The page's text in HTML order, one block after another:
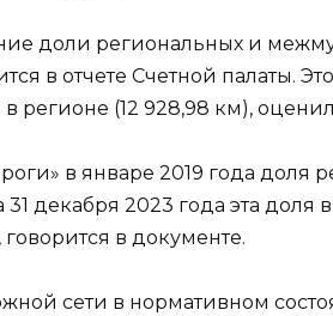
доли региональных и
в отчете Счетной палаты.
регионе (12 928,98 км),
в январе 2019 года доля
декабря 2023 года эта доля
говорится в документе.
сети в нормативном